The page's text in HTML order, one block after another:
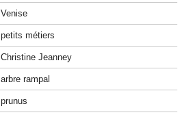
Venise
petits métiers
Christine Jeanney
arbre rampal
prunus